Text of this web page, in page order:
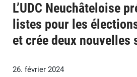
L’UDC Neuchâteloise
listes pour les
et crée deux nouvelles
26. février 2024